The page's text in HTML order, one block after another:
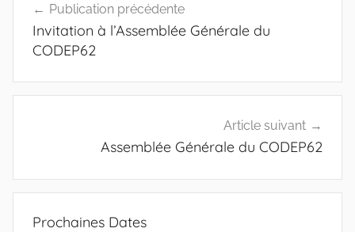
de
l’article
Publication précédente
Invitation à l’Assemblée Générale du
CODEP62
Article suivant
Assemblée Générale du CODEP62
Prochaines Dates